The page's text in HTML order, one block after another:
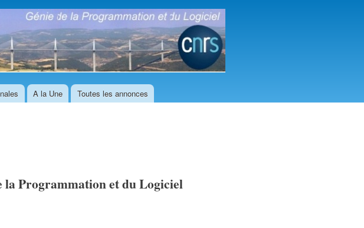
A la Une Toutes les annonces
la Programmation et du Logiciel